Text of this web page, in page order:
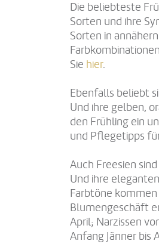
Die beliebteste
Sorten und ihre
Sorten in
Sie hier.
Ebenfalls beliebt
Und ihre gelben,
den Frühling ein
und Pflegetipps
Auch Freesien
Und ihre
Farbtöne
Blumengeschäft
April; Narzissen
Anfang Jänner bis